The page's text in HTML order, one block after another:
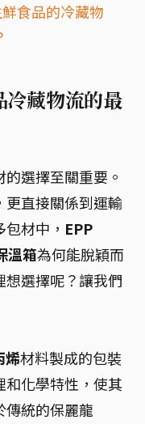
食品的冷藏物
冷藏物流的最
選擇至關重要。
更直接關係到運輸
材中， EPP
溫箱為何能脫穎而
選擇呢？讓我們
烯材料製成的包裝
化學特性，使其
傳統的保麗龍